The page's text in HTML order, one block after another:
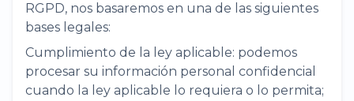
RGPD, nos basaremos en una de las siguientes
bases legales:
Cumplimiento de la ley aplicable: podemos
procesar su información personal confidencial
cuando la ley aplicable lo requiera o lo permita;